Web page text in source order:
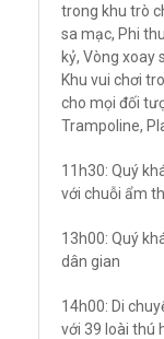
trong khu trò
sa mạc, Phi
kỷ, Vòng xoay
Khu vui chơi
cho mọi đối
Trampoline,
11h30: Quý
với chuỗi ẩm
13h00: Quý
dân gian
14h00: Di
với 39 loài thú